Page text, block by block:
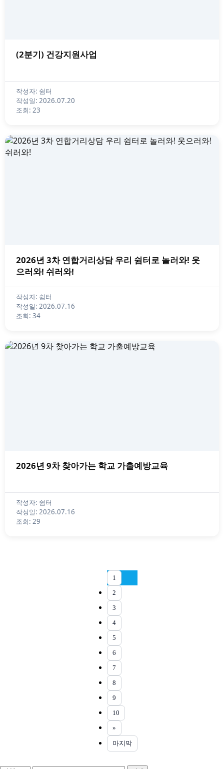
(2분기) 건강지원사업
작성자: 쉼터
작성일: 2026.07.20
조회: 23
2026년 3차 연합거리상담 우리 쉼터로 놀러와! 웃
으러와! 쉬러와!
작성자: 쉼터
작성일: 2026.07.16
조회: 34
2026년 9차 찾아가는 학교 가출예방교육
작성자: 쉼터
작성일: 2026.07.16
조회: 29
1
2
3
4
5
6
7
8
9
10
»
마지막